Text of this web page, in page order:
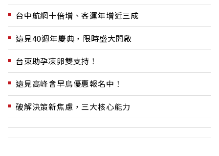
台中航網十倍增、客運年增近三成
遠見40週年慶典，限時盛大開啟
台東助孕凍卵雙支持！
遠見高峰會早鳥優惠報名中！
破解決策新焦慮，三大核心能力